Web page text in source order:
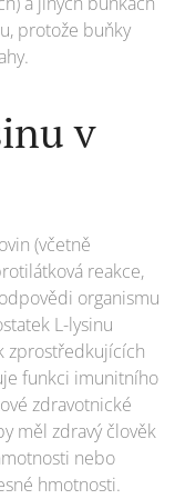
protože buňky
v
(včetně
reakce,
organismu
L-lysinu
zprostředkujících
funkci imunitního
zdravotnické
měl zdravý člověk
nebo
hmotnosti.